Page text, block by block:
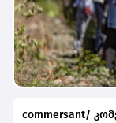
commersant/